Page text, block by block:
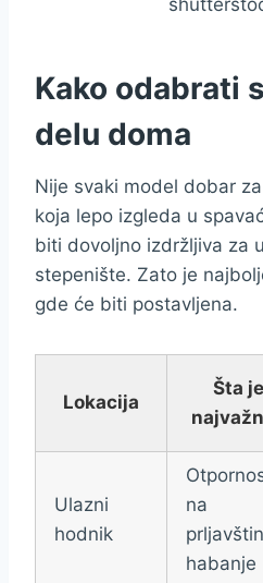
Kako odabrati
delu doma
Nije svaki model dobar
koja lepo izgleda u
biti dovoljno izdržljiva za
stepenište. Zato je
gde će biti postavljena.
Lokacija
Šta je
Ulazni
hodnik
na
habanje